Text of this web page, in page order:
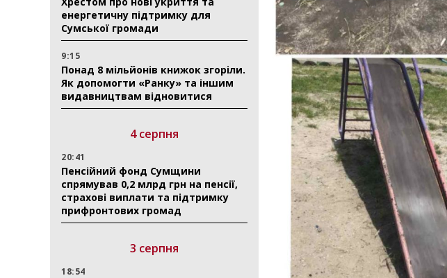
енергетичну підтримку для
Сумської громади
9:15
Понад 8 мільйонів книжок згоріли.
Як допомогти «Ранку» та іншим
видавництвам відновитися
4 серпня
20:41
Пенсійний фонд Сумщини
спрямував 0,2 млрд грн на пенсії,
страхові виплати та підтримку
прифронтових громад
3 серпня
18:54